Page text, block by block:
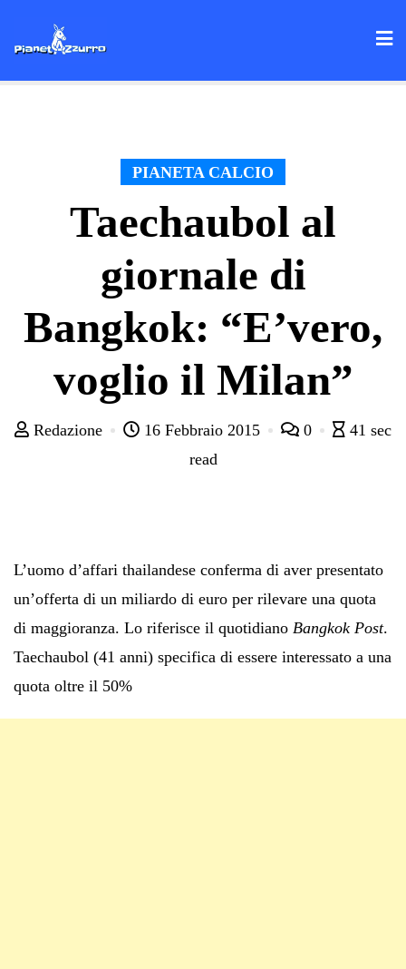
PIANETA CALCIO
Taechaubol al
giornale di
Bangkok: “E’vero,
voglio il Milan”
Redazione 16 Febbraio 2015 0
41 sec
read
L’uomo d’affari thailandese conferma di aver presentato
un’offerta di un miliardo di euro per rilevare una quota
di maggioranza. Lo riferisce il quotidiano Bangkok Post.
Taechaubol (41 anni) specifica di essere interessato a una
quota oltre il 50%